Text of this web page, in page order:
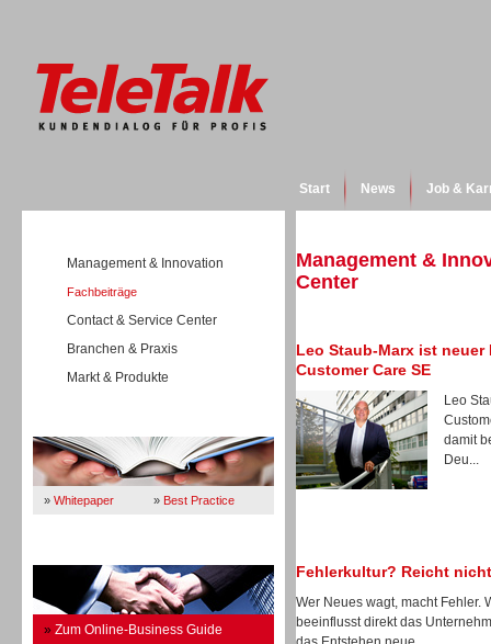
Start News Job &
Management & Innovation
Fachbeiträge
Contact & Service Center
Branchen & Praxis
Markt & Produkte
» Whitepaper » Best Practice
» Zum Online-Business Guide
Management &
Center
Leo Staub-Marx ist
Customer Care SE
Leo
damit
Deu...
Fehlerkultur? Reicht
Wer Neues wagt, macht Fehler.
beeinflusst direkt das